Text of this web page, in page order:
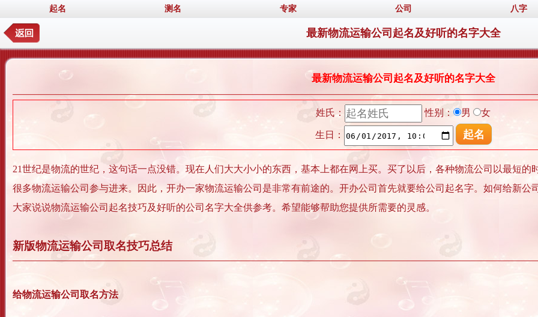
起名 测名 专家 公司 八字
最新物流运输公司起名及好听的名字大全
最新物流运输公司起名及好听的名字大全
姓氏： 性别： 男 女
生日：
21世纪是物流的世纪，这句话一点没错。现在人们大大小小的东西，基本上都在网上买。买了以后，各种物流公司以最短
很多物流运输公司参与进来。因此，开办一家物流运输公司是非常有前途的。开办公司首先就要给公司起名字。如何给新
大家说说物流运输公司起名技巧及好听的公司名字大全供参考。希望能够帮助您提供所需要的灵感。
新版物流运输公司取名技巧总结
给物流运输公司取名方法